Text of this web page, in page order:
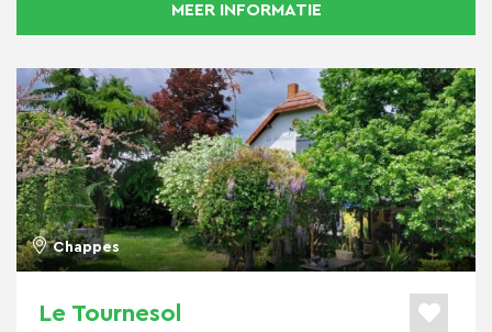
MEER INFORMATIE
Chappes
Le Tournesol